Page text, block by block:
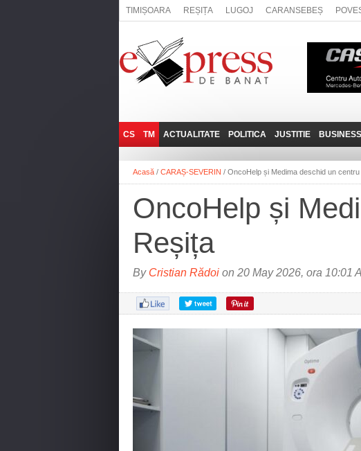
TIMIȘOARA REȘIȚA LUGOJ CARANSEBEȘ
CS
REȘIȚA
CARANSEBEȘ
ANINA
BOCŞA
MOLDOVA NOUĂ
ORAVIȚA
OȚELU ROŞU
TM
LUGOJ
TIMIȘOARA
ACTUALITATE
ADMINISTRATIE
NAȚIONAL
SOCIAL
POLITICA
EXPRESSLIVE
INTERVIURILE
JUSTITIE BUSINESS
JOB-URI
TEHNIT
Acasă / CARAȘ-SEVERIN / OncoHelp și Medima deschid un
OncoHelp și
Reșița
By Cristian Rădoi on 20 May 2026, ora 10:01